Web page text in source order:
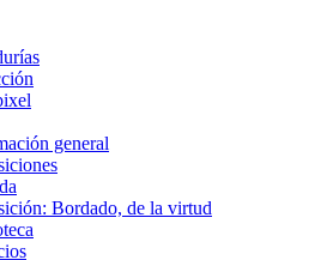
general
Bordado, de la virtud